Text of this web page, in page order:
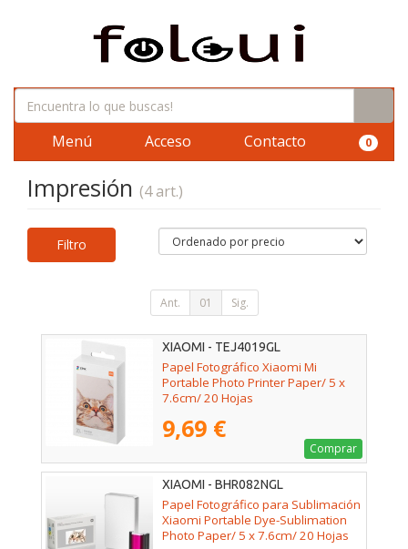
Menú Acceso Contacto 0
Impresión (4 art.)
Filtro
Ant. 01 Sig.
XIAOMI - TEJ4019GL
Papel Fotográfico Xiaomi Mi
Portable Photo Printer Paper/ 5 x
7.6cm/ 20 Hojas
9,69 €
Comprar
XIAOMI - BHR082NGL
Papel Fotográfico para Sublimación
Xiaomi Portable Dye-Sublimation
Photo Paper/ 5 x 7.6cm/ 20 Hojas